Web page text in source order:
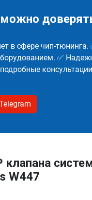
в сфере чип-
✅
W447